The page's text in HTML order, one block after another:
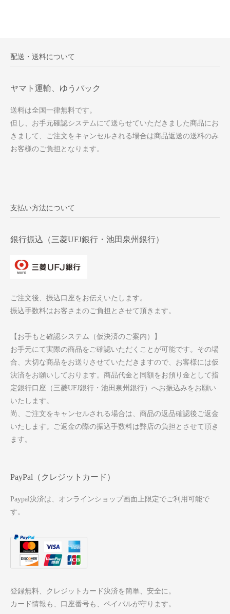
配送・送料について
ヤマト運輸、ゆうパック
送料は全国一律無料です。
但し、お手元確認システムにて送らせていただきました商品にお
きまして、ご注文をキャンセルされる場合は商品返送の送料のみ
お客様のご負担となります。
支払い方法について
銀行振込（三菱UFJ銀行・池田泉州銀行）
ご注文後、振込口座をお伝えいたします。
振込手数料はお客さまのご負担とさせて頂きます。
【お手もと確認システム（仮決済のご案内）】
お手元にて実際の商品をご確認いただくことが可能です。その場
合、大切な商品をお送りさせていただきますので、お客様には仮
決済をお願いしております。商品代金と同額をお預り金として指
定銀行口座（三菱UFJ銀行・池田泉州銀行）へお振込みをお願い
いたします。
尚、ご注文をキャンセルされる場合は、商品の返品確認後ご返金
いたします。ご返金の際の振込手数料は弊店の負担とさせて頂き
ます。
PayPal（クレジットカード）
Paypal決済は、オンラインショップ画面上限定でご利用可能で
す。
登録無料、クレジットカード決済を簡単、安全に。
カード情報も、口座番号も、ペイパルが守ります。